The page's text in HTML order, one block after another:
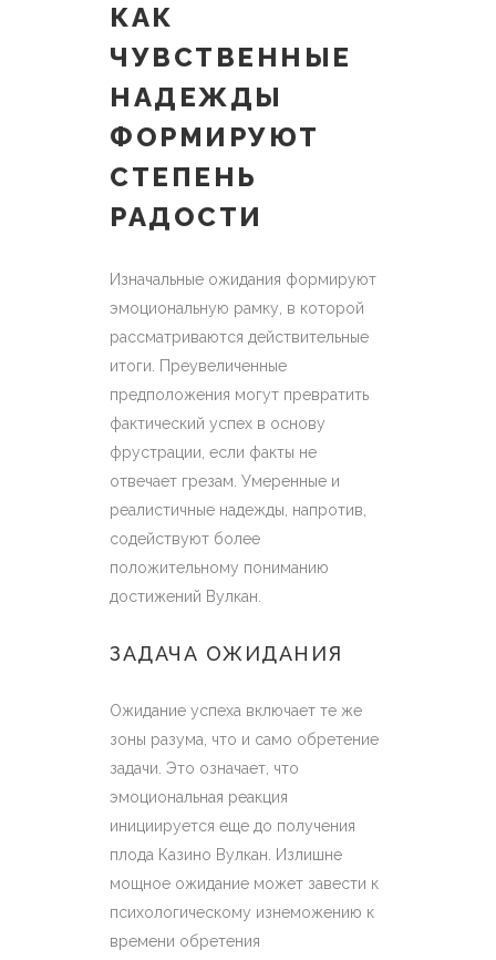
КАК
ЧУВСТВЕННЫЕ
НАДЕЖДЫ
ФОРМИРУЮТ
СТЕПЕНЬ
РАДОСТИ
Изначальные ожидания формируют
эмоциональную рамку, в которой
рассматриваются действительные
итоги. Преувеличенные
предположения могут превратить
фактический успех в основу
фрустрации, если факты не
отвечает грезам. Умеренные и
реалистичные надежды, напротив,
содействуют более
положительному пониманию
достижений Вулкан.
ЗАДАЧА ОЖИДАНИЯ
Ожидание успеха включает те же
зоны разума, что и само обретение
задачи. Это означает, что
эмоциональная реакция
инициируется еще до получения
плода Казино Вулкан. Излишне
мощное ожидание может завести к
психологическому изнеможению к
времени обретения